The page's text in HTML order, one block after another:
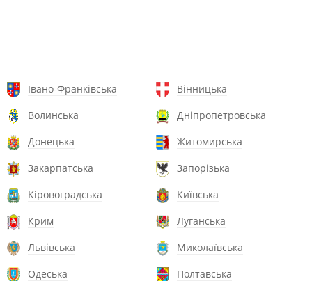
Івано-Франківська
Вінницька
Волинська
Дніпропетровська
Донецька
Житомирська
Закарпатська
Запорізька
Кіровоградська
Київська
Крим
Луганська
Львівська
Миколаївська
Одеська
Полтавська